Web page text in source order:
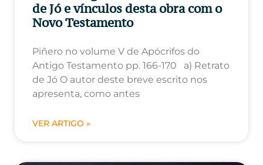
de Jó e vínculos desta obra com o
Novo Testamento
Piñero no volume V de Apócrifos do
Antigo Testamento pp. 166-170 a) Retrato
de Jó O autor deste breve escrito nos
apresenta, como antes
VER ARTIGO »